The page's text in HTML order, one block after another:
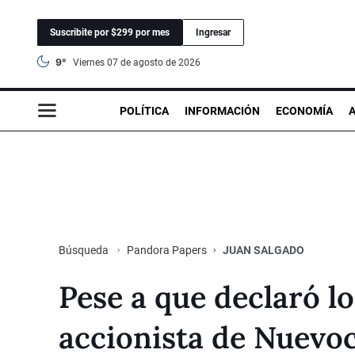
Suscribite por $299 por mes Ingresar
9° viernes 07 de agosto de 2026
POLÍTICA INFORMACIÓN ECONOMÍA
Búsqueda Pandora Papers JUAN SALGADO
Pese a que declaró
accionista de